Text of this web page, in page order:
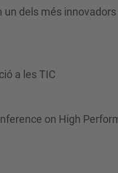
dels més
a les TIC
on High